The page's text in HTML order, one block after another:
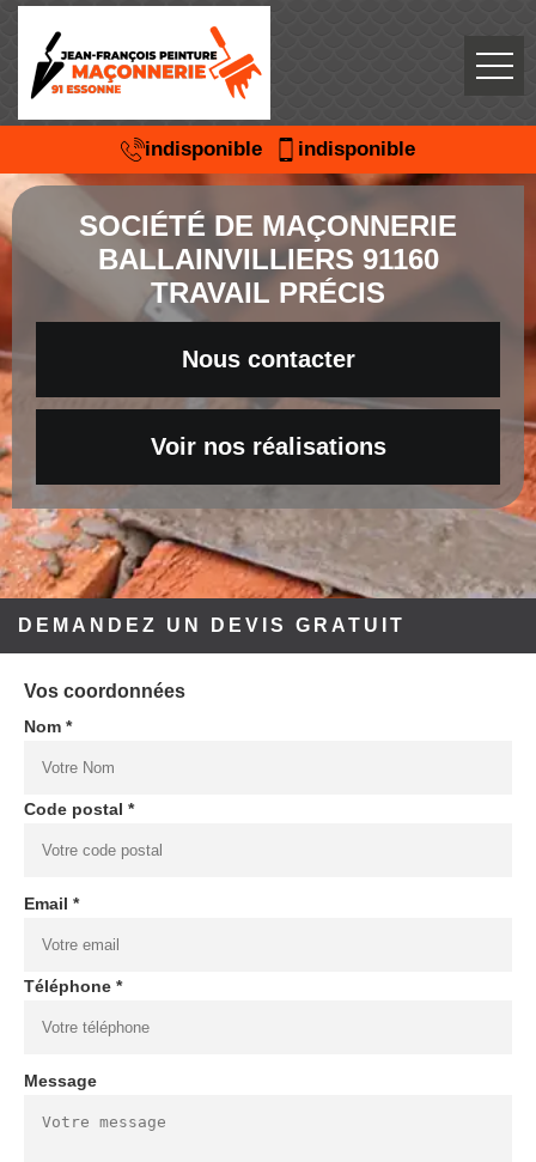
indisponible indisponible
SOCIÉTÉ DE MAÇONNERIE
BALLAINVILLIERS 91160
TRAVAIL PRÉCIS
Nous contacter
Voir nos réalisations
DEMANDEZ UN DEVIS GRATUIT
Vos coordonnées
Nom *
Code postal *
Email *
Téléphone *
Message